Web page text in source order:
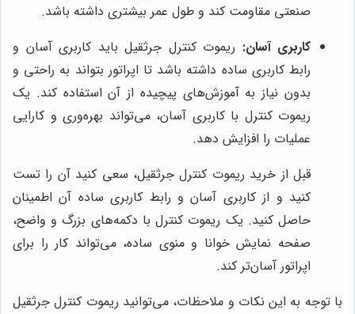
صنعتی مقاومت کند و طول عمر بیشتری داشته باشد.
کاربری آسان: ریموت کنترل جرثقیل باید کاربری آسان و
رابط کاربری ساده داشته باشد تا اپراتور بتواند به راحتی و
بدون نیاز به آموزش‌های پیچیده از آن استفاده کند. یک
ریموت کنترل با کاربری آسان، می‌تواند بهره‌وری و کارایی
عملیات را افزایش دهد.
قبل از خرید ریموت کنترل جرثقیل، سعی کنید آن را تست
کنید و از کاربری آسان و رابط کاربری ساده آن اطمینان
حاصل کنید. یک ریموت کنترل با دکمه‌های بزرگ و واضح،
صفحه نمایش خوانا و منوی ساده، می‌تواند کار را برای
اپراتور آسان‌تر کند.
با توجه به این نکات و ملاحظات، می‌توانید ریموت کنترل جرثقیل